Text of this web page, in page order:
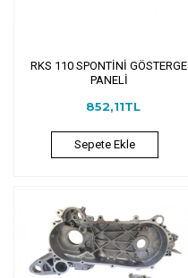
RKS 110 SPONTİNİ GÖSTERGE
PANELİ
852,11TL
Sepete Ekle